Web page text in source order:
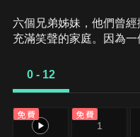
六個兄弟姊妹，他們曾
充滿笑聲的家庭。因為
親的陪伴護佑。
0 - 12
免費
0
免費
1